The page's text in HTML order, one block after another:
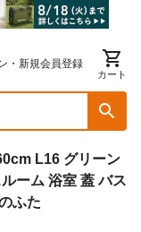
・新規会員登録
カート
L16 グリーン
ーム 浴室 蓋 バス
ふた